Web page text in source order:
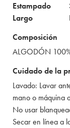
Estampado
Largo
Composición
ALGODÓN
Cuidado de la
Lavado: Lavar
mano o máquina
No usar
Secar en línea a